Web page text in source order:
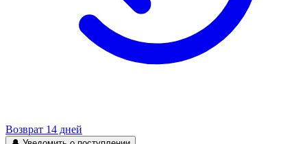
Возврат 14 дней